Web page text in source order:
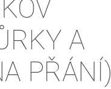
A
PŘÁNÍ)